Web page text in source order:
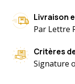
Livraison
Par Lettre
Critères
Signature